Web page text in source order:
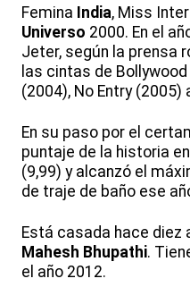
Femina India, Miss
Universo 2000. En el
Jeter, según la prensa
las cintas de
(2004), No Entry (2005)
En su paso por el
puntaje de la historia
(9,99) y alcanzó el
de traje de baño ese
Está casada hace diez
Mahesh Bhupathi.
el año 2012.